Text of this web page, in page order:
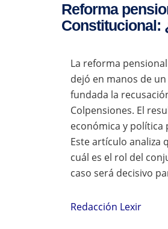
Reforma
Constitucional:
La reforma
dejó en manos de
fundada la
Colpensiones. El
económica y política
Este artículo analiza
cuál es el rol del
caso será decisivo
Redacción Lexir